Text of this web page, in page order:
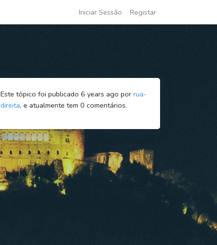
Iniciar Sessão Registar
Este tópico foi publicado 6 years ago por rua-
direita, e atualmente tem 0 comentários.